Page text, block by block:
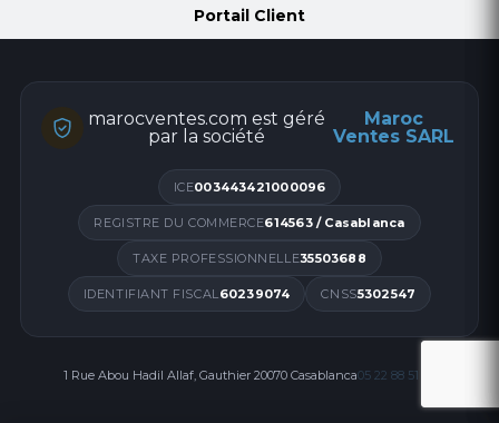
Portail Client
marocventes.com est géré
par la société
Maroc
Ventes SARL
ICE003443421000096
REGISTRE DU COMMERCE614563 / Casablanca
TAXE PROFESSIONNELLE35503688
IDENTIFIANT FISCAL60239074 CNSS5302547
1 Rue Abou Hadil Allaf, Gauthier 20070 Casablanca05 22 88 51 00